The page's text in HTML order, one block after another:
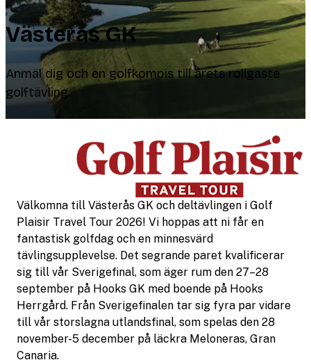
Västerås GK
Anmäl dig och en golfkompis till årets roligaste
golftävling.
Välkomna till Västerås GK och deltävlingen i Golf
Plaisir Travel Tour 2026! Vi hoppas att ni får en
fantastisk golfdag och en minnesvärd
tävlingsupplevelse. Det segrande paret kvalificerar
sig till vår Sverigefinal, som äger rum den 27–28
september på Hooks GK med boende på Hooks
Herrgård. Från Sverigefinalen tar sig fyra par vidare
till vår storslagna utlandsfinal, som spelas den 28
november-5 december på läckra Meloneras, Gran
Canaria.